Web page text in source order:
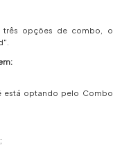
três opções de combo, o
está optando pelo Combo